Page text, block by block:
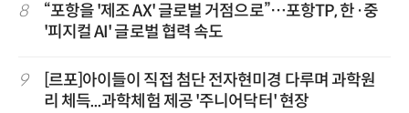
8
“포항을 '제조 AX' 글로벌 거점으로”…포항TP, 한·중
'피지컬 AI' 글로벌 협력 속도
9
[르포]아이들이 직접 첨단 전자현미경 다루며 과학원
리 체득...과학체험 제공 '주니어닥터' 현장